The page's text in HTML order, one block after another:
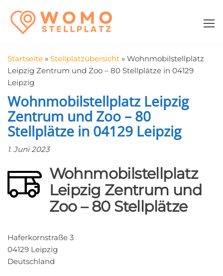
Inhalt
springen
in der Nähe
Startseite » Stellplatzübersicht » Wohnmobilstellplatz
Leipzig Zentrum und Zoo – 80 Stellplätze in 04129
Leipzig
Wohnmobilstellplatz Leipzig
Zentrum und Zoo – 80
Stellplätze in 04129 Leipzig
1. Juni 2023
Wohnmobilstellplatz
Leipzig Zentrum und
Zoo – 80 Stellplätze
Haferkornstraße 3
04129 Leipzig
Deutschland